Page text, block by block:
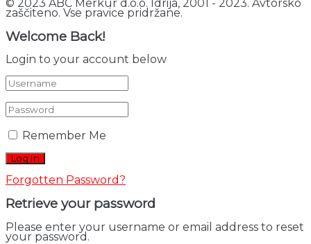
© 2023 ABC Merkur d.o.o. Idrija, 2001 - 2023. Avtorsko
zaščiteno. Vse pravice pridržane.
Welcome Back!
Login to your account below
Remember Me
Forgotten Password?
Retrieve your password
Please enter your username or email address to reset
your password.